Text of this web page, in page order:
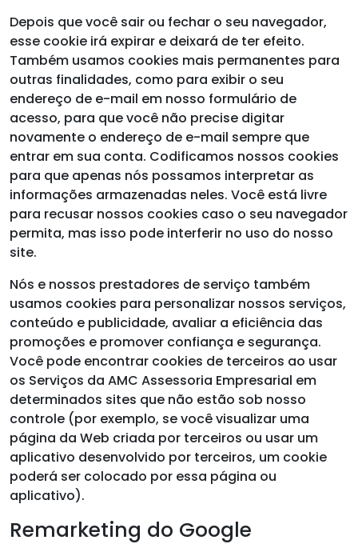
Depois que você sair ou fechar o seu navegador,
esse cookie irá expirar e deixará de ter efeito.
Também usamos cookies mais permanentes para
outras finalidades, como para exibir o seu
endereço de e-mail em nosso formulário de
acesso, para que você não precise digitar
novamente o endereço de e-mail sempre que
entrar em sua conta. Codificamos nossos cookies
para que apenas nós possamos interpretar as
informações armazenadas neles. Você está livre
para recusar nossos cookies caso o seu navegador
permita, mas isso pode interferir no uso do nosso
site.
Nós e nossos prestadores de serviço também
usamos cookies para personalizar nossos serviços,
conteúdo e publicidade, avaliar a eficiência das
promoções e promover confiança e segurança.
Você pode encontrar cookies de terceiros ao usar
os Serviços da AMC Assessoria Empresarial em
determinados sites que não estão sob nosso
controle (por exemplo, se você visualizar uma
página da Web criada por terceiros ou usar um
aplicativo desenvolvido por terceiros, um cookie
poderá ser colocado por essa página ou
aplicativo).
Remarketing do Google